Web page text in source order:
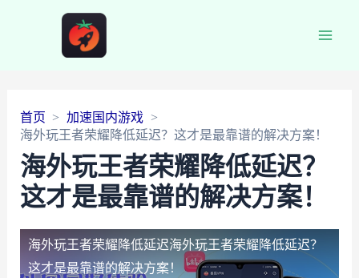
首页
加速国内游戏
海外玩王者荣耀降低延迟？这才是最靠谱的解决方案！
海外玩王者荣耀降低延迟？
这才是最靠谱的解决方案！
海外玩王者荣耀降低延迟海外玩王者荣耀降低延迟？
这才是最靠谱的解决方案！